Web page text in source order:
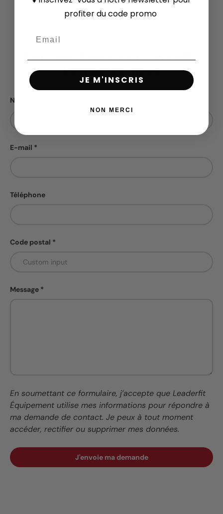
Une question sur ce produit ?
Contactez-nous
Nom
E-mail
Téléphone
Code postal
Message
En soumettant ce formulaire, j’accepte que Leaderfit
Équipement utilise mes informations pour répondre à
ma demande de contact. Je peux à tout moment
accéder, rectifier ou supprimer mes données.
J'envoie ma demande
profiter du code promo
JE M'INSCRIS
NON MERCI